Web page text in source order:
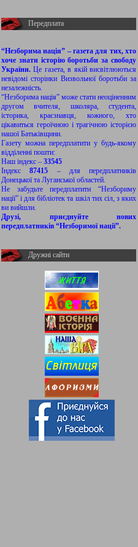
Передплата
“Незборима нація” – газета для тих, хто
хоче знати історію боротьби за свободу
України.Це газета, в якій висвітлюються
невідомі сторінки Визвольної боротьби за
незалежність.
“Незборима нація” може стати неоціненним
другом вчителя, школяра, студента,
історика, краєзнавця, кожного, хто
цікавиться героїчною і трагічною історією
нашої Батьківщини.
Газету можна передплатити у будь-якому
відділенні пошти:
Наш індекс – 33545
Індекс87415 – для передплатників
Донецької та Луганської областей.
Не забудьте передплатити “Незбориму
нації” і для бібліотек та шкіл тих сіл, з яких
ви вийшли.
Друзі, приєднуйте нових
передплатників “Незборимої нації”.
Дружні сайти